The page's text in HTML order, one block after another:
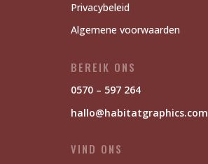
Privacybeleid
Algemene voorwaarden
BEREIK ONS
0570 – 597 264
hallo@habitatgraphics.com
VIND ONS